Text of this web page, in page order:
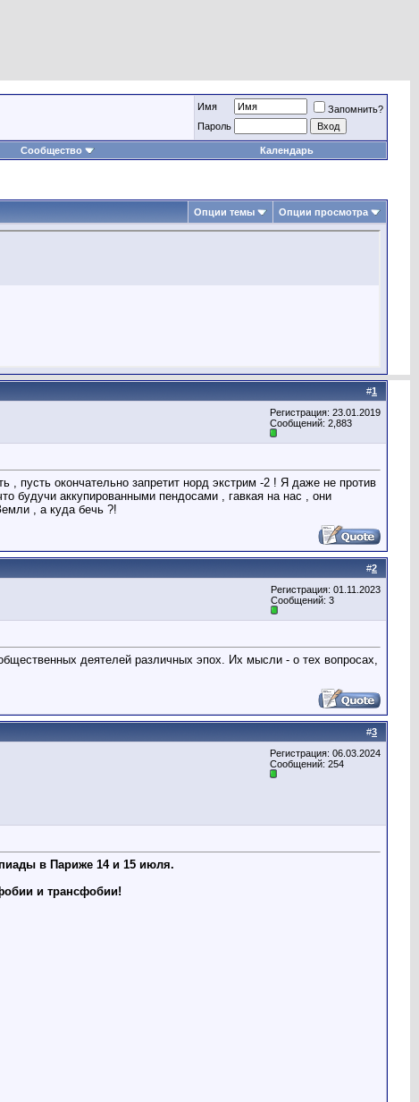
Имя
Запомнить?
Пароль
Сообщество Календарь
Опции темы Опции просмотра
#1
Регистрация: 23.01.2019
Сообщений: 2,883
пусть окончательно запретит норд экстрим -2 ! Я даже не против
аккупированными пендосами , гавкая на нас , они
, а куда бечь ?!
#2
Регистрация: 01.11.2023
Сообщений: 3
деятелей различных эпох. Их мысли - о тех вопросах,
#3
Регистрация: 06.03.2024
Сообщений: 254
в Париже 14 и 15 июля.
и трансфобии!